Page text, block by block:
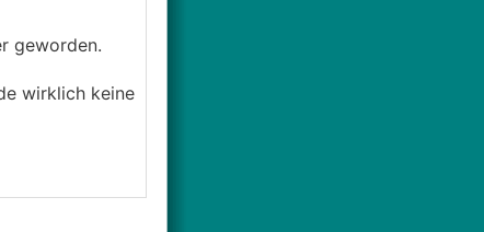
geworden.
wirklich keine